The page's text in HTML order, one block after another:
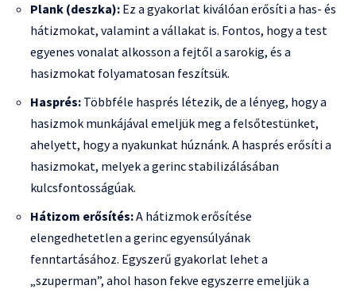
Plank (deszka): Ez a gyakorlat kiválóan erősíti a has- és
hátizmokat, valamint a vállakat is. Fontos, hogy a test
egyenes vonalat alkosson a fejtől a sarokig, és a
hasizmokat folyamatosan feszítsük.
Hasprés: Többféle hasprés létezik, de a lényeg, hogy a
hasizmok munkájával emeljük meg a felsőtestünket,
ahelyett, hogy a nyakunkat húznánk. A hasprés erősíti a
hasizmokat, melyek a gerinc stabilizálásában
kulcsfontosságúak.
Hátizom erősítés:A hátizmok erősítése
elengedhetetlen a gerinc egyensúlyának
fenntartásához. Egyszerű gyakorlat lehet a
„szuperman”, ahol hason fekve egyszerre emeljük a